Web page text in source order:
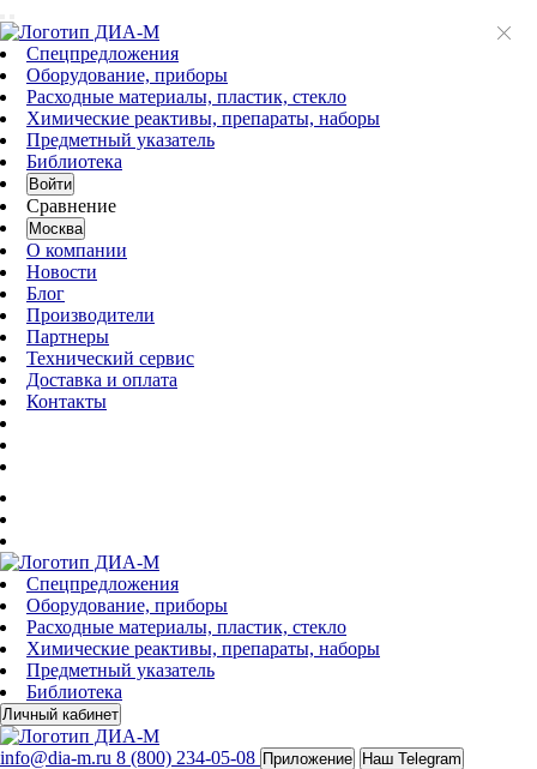
Спецпредложения
Оборудование, приборы
Расходные материалы, пластик, стекло
Химические реактивы, препараты, наборы
Предметный указатель
Библиотека
Войти
Сравнение
Москва
О компании
Новости
Блог
Производители
Партнеры
Технический сервис
Доставка и оплата
Контакты
Спецпредложения
Оборудование, приборы
Расходные материалы, пластик, стекло
Химические реактивы, препараты, наборы
Предметный указатель
Библиотека
Личный кабинет
info@dia-m.ru 8 (800) 234-05-08 Приложение Наш Telegram